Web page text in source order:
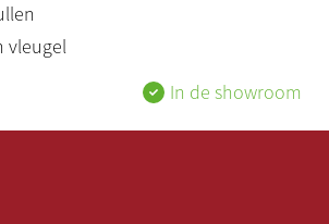
vleugel
In de showroom